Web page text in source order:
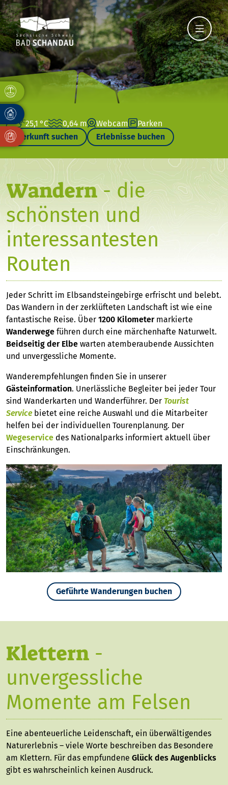
25,1 °C 0,64 m Webcam
Parken
Unterkunft suchen
Erlebnisse buchen
Wandern- die
schönsten und
interessantesten
Routen
Jeder Schritt im Elbsandsteingebirge erfrischt und belebt.
Das Wandern in der zerklüfteten Landschaft ist wie eine
fantastische Reise. Über 1200 Kilometermarkierte
Wanderwege führen durch eine märchenhafte Naturwelt.
Beidseitig der Elbe warten atemberaubende Aussichten
und unvergessliche Momente.
Wanderempfehlungen finden Sie in unserer
Gästeinformation. Unerlässliche Begleiter bei jeder Tour
sind Wanderkarten und Wanderführer. Der Tourist
Servicebietet eine reiche Auswahl und die Mitarbeiter
helfen bei der individuellen Tourenplanung. Der
Wegeservice des Nationalparks informiert aktuell über
Einschränkungen.
Geführte Wanderungen buchen
Klettern -
unvergessliche
Momente am Felsen
Eine abenteuerliche Leidenschaft, ein überwältigendes
Naturerlebnis – viele Worte beschreiben das Besondere
am Klettern. Für das empfundene Glück des Augenblicks
gibt es wahrscheinlich keinen Ausdruck.